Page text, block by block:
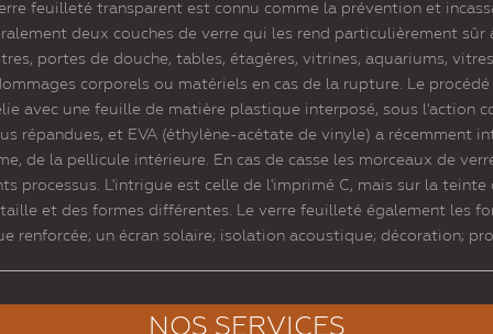
feuilleté transparent est connu comme la prévention et
deux couches de verre qui les rend particulièrement
portes de douche, tables, étagères, vitrines, aquariums,
corporels ou matériels en cas de la rupture. Le
avec une feuille de matière plastique interposé, sous l'action
répandues, et EVA (éthylène-acétate de vinyle) a récemment
de la pellicule intérieure. En cas de casse les morceaux de
processus. L'intrigue est celle de l'imprimé C, mais sur la
et des formes différentes. Le verre feuilleté également les
renforcée; un écran solaire; isolation acoustique; décoration;
NOS SERVICES